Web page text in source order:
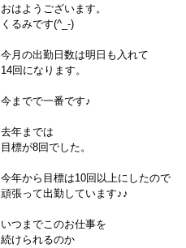
おはようございます。
くるみです(^_-)
今月の出勤日数は明日も入れて
14回になります。
今までで一番です♪
去年までは
目標が8回でした。
今年から目標は10回以上にしたので
頑張って出勤しています♪♪
いつまでこのお仕事を
続けられるのか